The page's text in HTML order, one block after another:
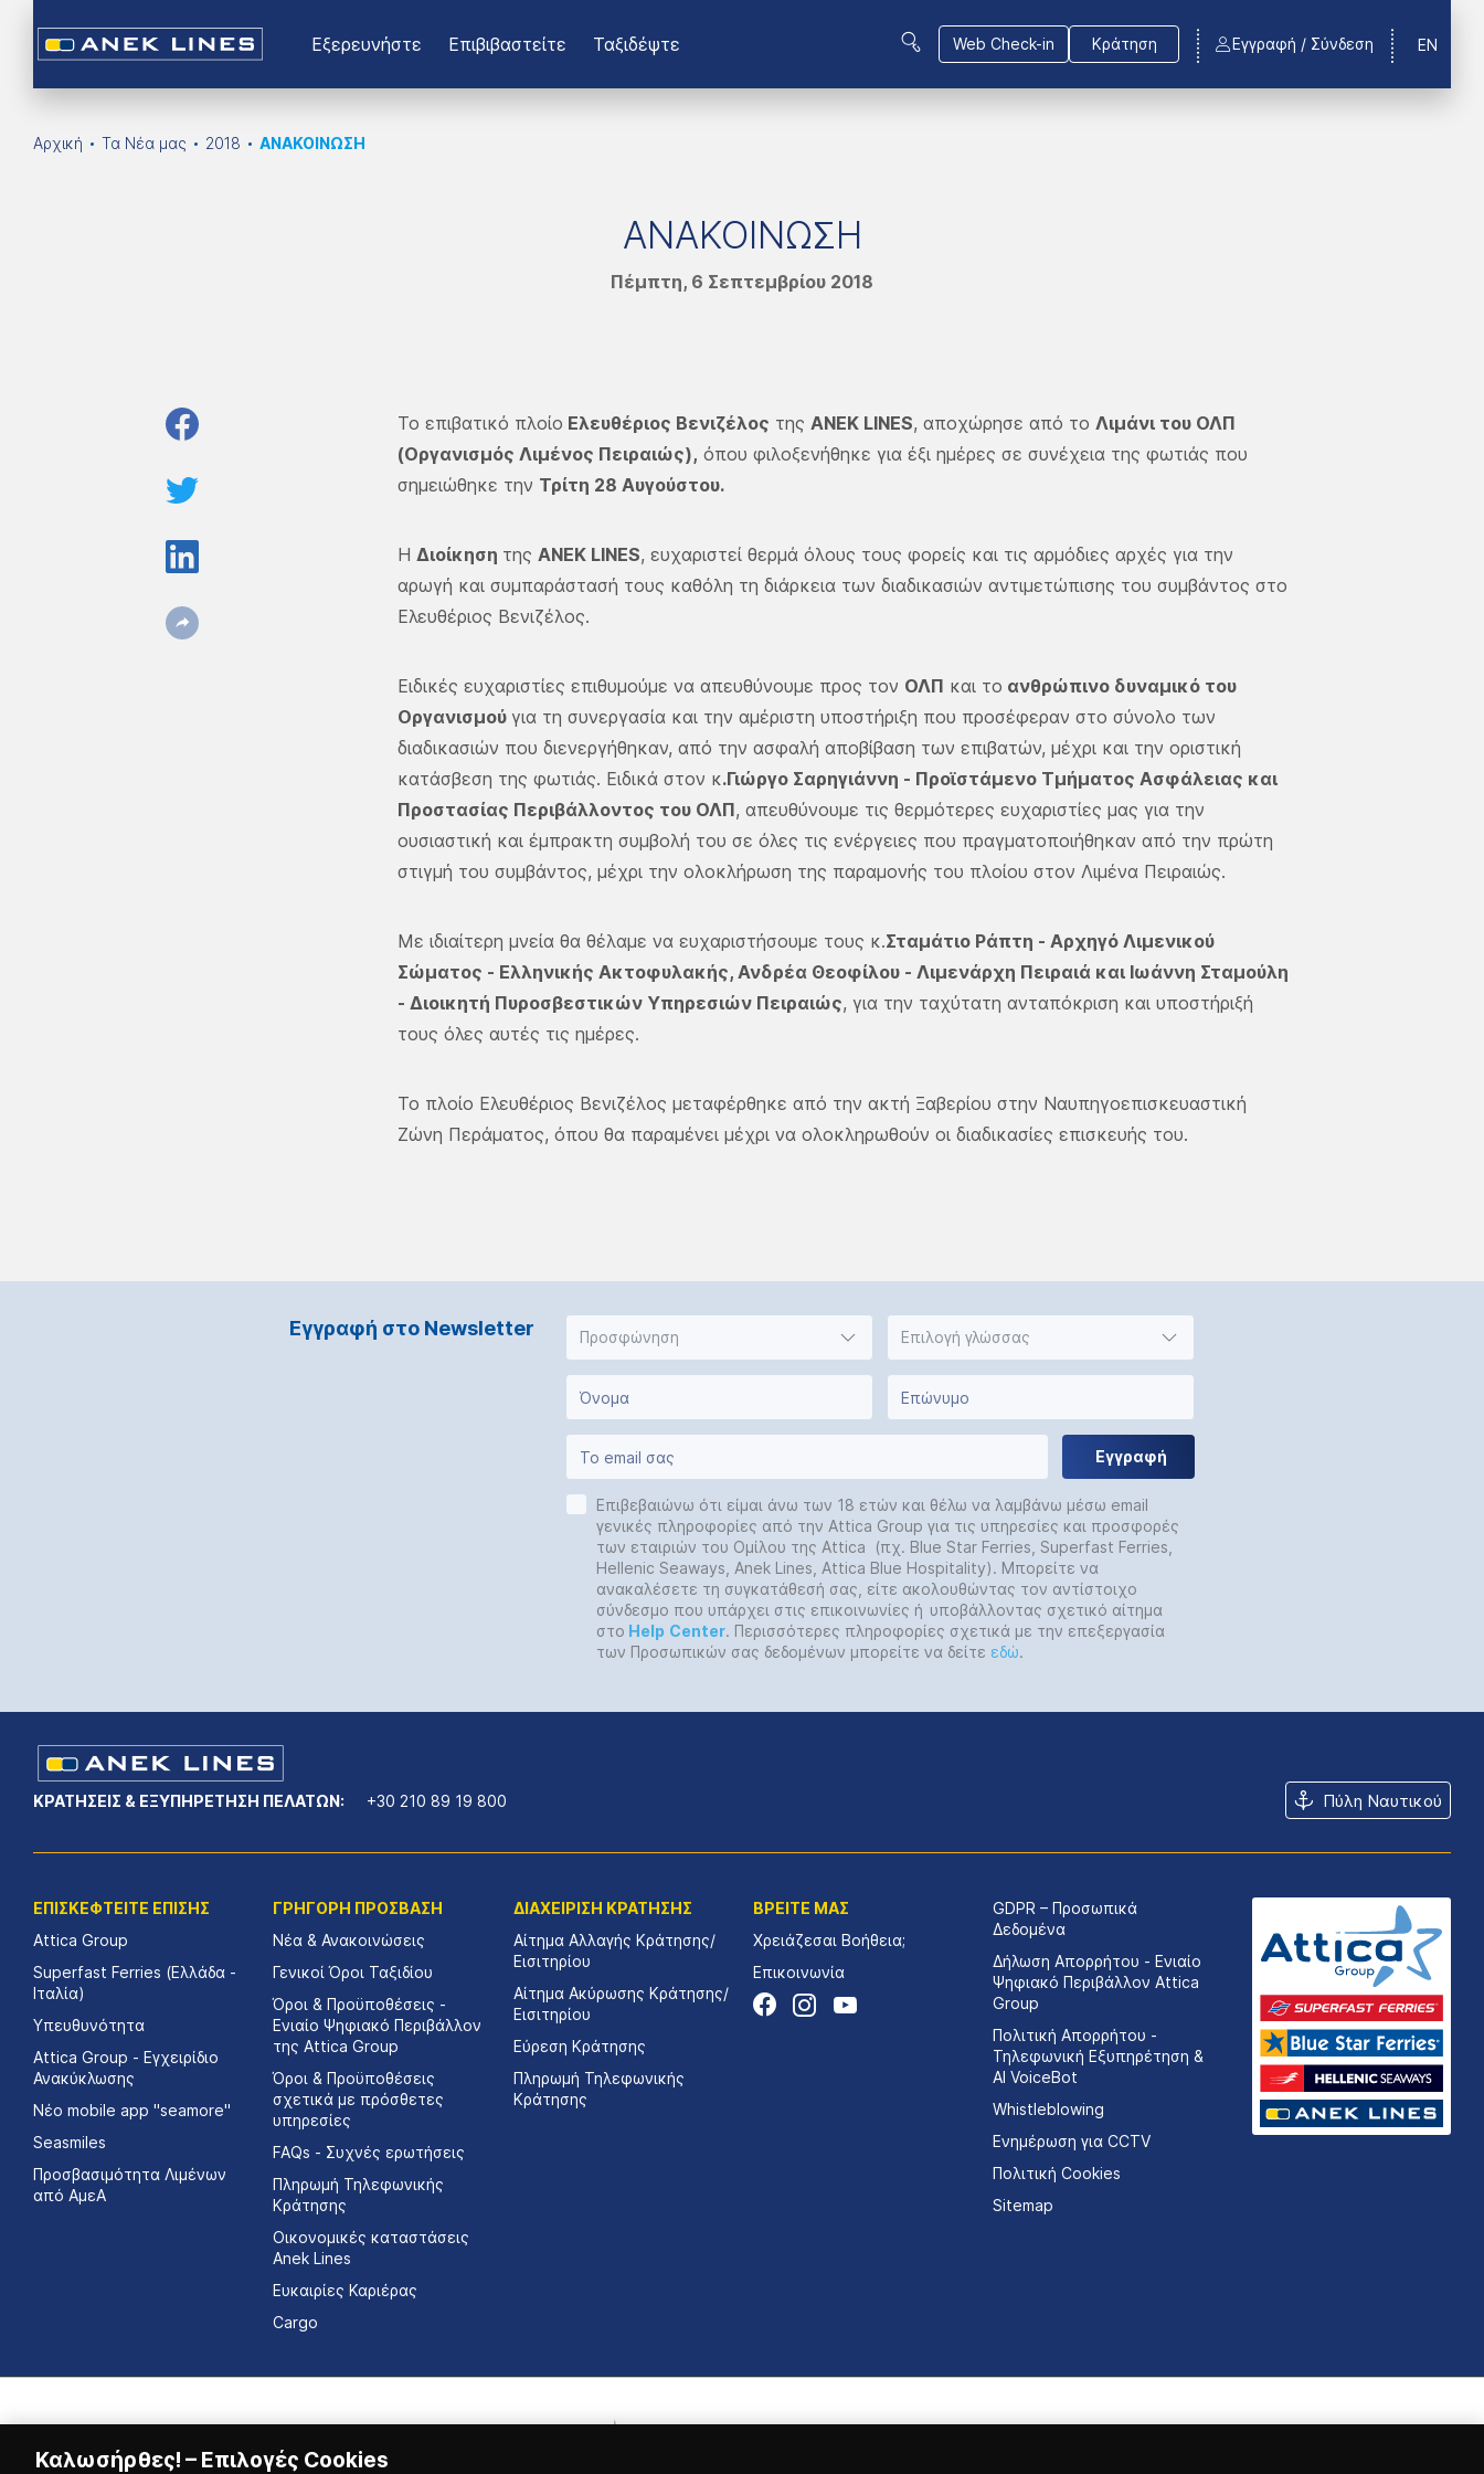
Εξερευνήστε Επιβιβαστείτε Ταξιδέψτε Web Check-in Κράτηση EN
Εγγραφή / Σύνδεση
Αρχική Τα Νέα μας 2018 ΑΝΑΚΟΙΝΩΣΗ
ΑΝΑΚΟΙΝΩΣΗ
Πέμπτη, 6 Σεπτεμβρίου 2018
Το επιβατικό πλοίο Ελευθέριος Βενιζέλος τηςΑΝΕΚ LΙΝΕS, αποχώρησε από τοΛιμάνι του ΟΛΠ
(Οργανισμός Λιμένος Πειραιώς), όπου φιλοξενήθηκε για έξι ημέρες σε συνέχεια της φωτιάς που
σημειώθηκε την Τρίτη 28 Αυγούστου.
ΗΔιοίκηση τηςΑΝΕΚ LINES, ευχαριστεί θερμά όλους τους φορείς και τις αρμόδιες αρχές για την
αρωγή και συμπαράστασή τους καθόλη τη διάρκεια των διαδικασιών αντιμετώπισης του συμβάντος στο
Ελευθέριος Βενιζέλος.
Ειδικές ευχαριστίες επιθυμούμε να απευθύνουμε προς τον ΟΛΠ και το ανθρώπινο δυναμικό του
Οργανισμούγια τη συνεργασία και την αμέριστη υποστήριξη που προσέφεραν στο σύνολο των
διαδικασιών που διενεργήθηκαν, από την ασφαλή αποβίβαση των επιβατών, μέχρι και την οριστική
κατάσβεση της φωτιάς. Ειδικά στον κ.Γιώργο Σαρηγιάννη - Προϊστάμενο Τμήματος Ασφάλειας και
Προστασίας Περιβάλλοντος του ΟΛΠ, απευθύνουμε τις θερμότερες ευχαριστίες μας για την
ουσιαστική και έμπρακτη συμβολή του σε όλες τις ενέργειες που πραγματοποιήθηκαν από την πρώτη
στιγμή του συμβάντος, μέχρι την ολοκλήρωση της παραμονής του πλοίου στον Λιμένα Πειραιώς.
Με ιδιαίτερη μνεία θα θέλαμε να ευχαριστήσουμε τους κ.Σταμάτιο Ράπτη - Αρχηγό Λιμενικού
Σώματος - Ελληνικής Ακτοφυλακής, Ανδρέα Θεοφίλου - Λιμενάρχη Πειραιά και Ιωάννη Σταμούλη
- Διοικητή Πυροσβεστικών Υπηρεσιών Πειραιώς, για την ταχύτατη ανταπόκριση και υποστήριξή
τους όλες αυτές τις ημέρες.
Το πλοίο Ελευθέριος Βενιζέλος μεταφέρθηκε από την ακτή Ξαβερίου στην Ναυπηγοεπισκευαστική
Ζώνη Περάματος, όπου θα παραμένει μέχρι να ολοκληρωθούν οι διαδικασίες επισκευής του.
Εγγραφή στο Νewsletter Προσφώνηση Επιλογή γλώσσας
Εγγραφή
Επιβεβαιώνω ότι είμαι άνω των 18 ετών και θέλω να λαμβάνω μέσω email
γενικές πληροφορίες από την Attica Group για τις υπηρεσίες και προσφορές
των εταιριών του Ομίλου της Attica (πχ. Blue Star Ferries, Superfast Ferries,
Hellenic Seaways, Anek Lines, Attica Blue Hospitality). Μπορείτε να
ανακαλέσετε τη συγκατάθεσή σας, είτε ακολουθώντας τον αντίστοιχο
σύνδεσμο που υπάρχει στις επικοινωνίες ή υποβάλλοντας σχετικό αίτημα
στο Help Center. Περισσότερες πληροφορίες σχετικά με την επεξεργασία
των Προσωπικών σας δεδομένων μπορείτε να δείτε εδώ.
ΚΡΑΤΗΣΕΙΣ & ΕΞΥΠΗΡΕΤΗΣΗ ΠΕΛΑΤΩΝ: +30 210 89 19 800 Πύλη Ναυτικού
ΕΠΙΣΚΕΦΤΕΙΤΕ ΕΠΙΣΗΣ
Attica Group
Superfast Ferries (Ελλάδα -
Ιταλία)
Υπευθυνότητα
Attica Group - Εγχειρίδιο
Ανακύκλωσης
Νέο mobile app "seamore"
Seasmiles
Προσβασιμότητα Λιμένων
από ΑμεΑ
ΓΡΗΓΟΡΗ ΠΡΟΣΒΑΣΗ
Νέα & Ανακοινώσεις
Γενικοί Όροι Ταξιδίου
Όροι & Προϋποθέσεις -
Ενιαίο Ψηφιακό Περιβάλλον
της Attica Group
Όροι & Προϋποθέσεις
σχετικά με πρόσθετες
υπηρεσίες
FAQs - Συχνές ερωτήσεις
Πληρωμή Τηλεφωνικής
Κράτησης
Οικονομικές καταστάσεις
Αnek Lines
Ευκαιρίες Καριέρας
Cargo
ΔΙΑΧΕΙΡΙΣΗ ΚΡΑΤΗΣΗΣ
Αίτημα Αλλαγής Κράτησης/
Εισιτηρίου
Αίτημα Ακύρωσης Κράτησης/
Εισιτηρίου
Εύρεση Κράτησης
Πληρωμή Τηλεφωνικής
Κράτησης
ΒΡΕΙΤΕ ΜΑΣ
Χρειάζεσαι Βοήθεια;
Επικοινωνία
GDPR – Προσωπικά
Δεδομένα
Δήλωση Απορρήτου - Ενιαίο
Ψηφιακό Περιβάλλον Attica
Group
Πολιτική Απορρήτου -
Τηλεφωνική Εξυπηρέτηση &
AI VoiceBot
Whistleblowing
Ενημέρωση για CCTV
Πολιτική Cookies
Sitemap
Καλωσήρθες! – Επιλογές Cookies